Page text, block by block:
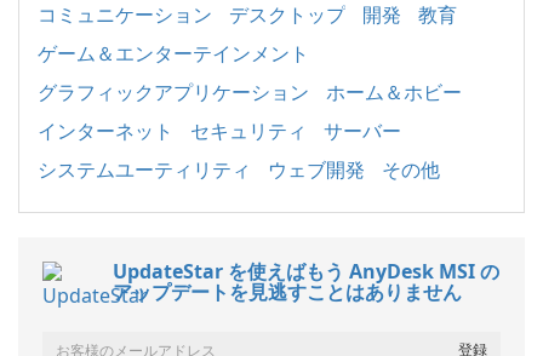
コミュニケーション
デスクトップ 開発
教育
ゲーム＆エンターテインメント
グラフィックアプリケーション
ホーム＆ホビー
インターネット
セキュリティ
サーバー
システムユーティリティ
ウェブ開発 その他
UpdateStar を使えばもう AnyDesk MSI の
アップデートを見逃すことはありません